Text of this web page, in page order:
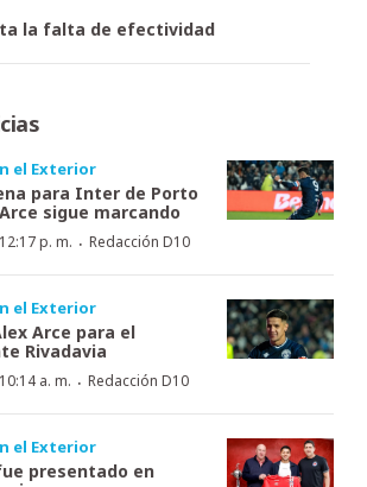
la falta de efectividad
el Exterior
para Inter de Porto
sigue marcando
p. m. · Redacción D10
el Exterior
Arce para el
Rivadavia
a. m. · Redacción D10
el Exterior
presentado en